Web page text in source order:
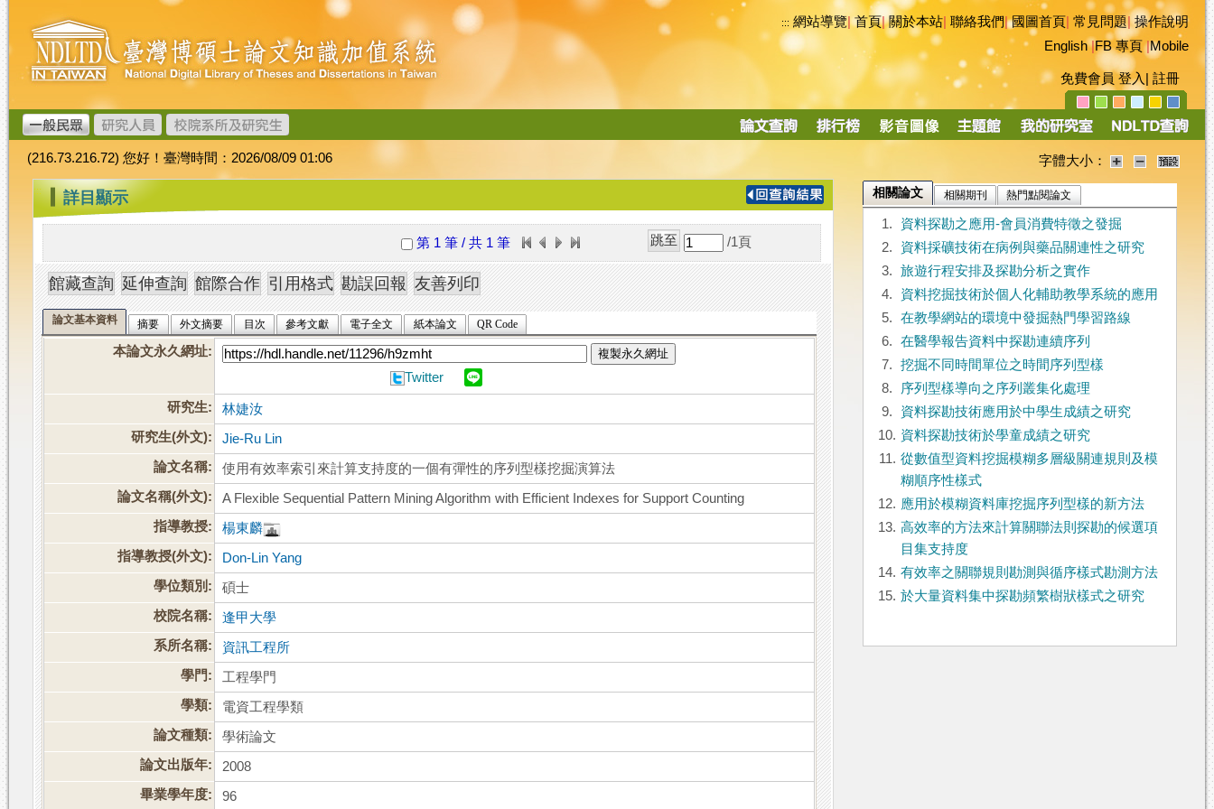
跳
到
主
要
內
容
臺
灣
博
碩
士
論
文
加
值
系
統
::: 網站導覽|首頁|關於本站 聯絡我們|國圖首頁 常見問題|操作說明
English|FB 專頁|Mobile
免費會員 登入 註冊
導
(216.73.216.72) 您好！臺灣時間：2026/08/09 01:06 字體大小：
::: 詳目顯示
第 1 筆 / 共 1 筆 /1 頁
論文基本資料 摘要 外文摘要 目次 參考文獻 電子全文 紙本論文 QR Code
本論文永久網址: 複製永久網址
Twitter
研究生:
林婕汝
研究生(外文):
Jie-Ru Lin
論文名稱:
使用有效率索引來計算支持度的一個有彈性的序列型樣挖掘演算法
論文名稱(外文):
A Flexible Sequential Pattern Mining Algorithm with Efficient Indexes for Support Counting
指導教授:
楊東麟
指導教授(外文):
Don-Lin Yang
學位類別:
碩士
校院名稱:
逢甲大學
系所名稱:
資訊工程所
學門:
工程學門
學類:
電資工程學類
論文種類:
學術論文
論文出版年:
2008
畢業學年度:
96
相關論文 相關期刊 熱門點閱論文
1.
資料探勘之應用-會員消費特徵之發掘
2.
資料採礦技術在病例與藥品關連性之研究
3.
旅遊行程安排及探勘分析之實作
4.
資料挖掘技術於個人化輔助教學系統的應用
5.
在教學網站的環境中發掘熱門學習路線
6.
在醫學報告資料中探勘連續序列
7.
挖掘不同時間單位之時間序列型樣
8.
序列型樣導向之序列叢集化處理
9.
資料探勘技術應用於中學生成績之研究
10. 資料探勘技術於學童成績之研究
11. 從數值型資料挖掘模糊多層級關連規則及模
糊順序性樣式
12. 應用於模糊資料庫挖掘序列型樣的新方法
13. 高效率的方法來計算關聯法則探勘的候選項
目集支持度
14. 有效率之關聯規則勘測與循序樣式勘測方法
15. 於大量資料集中探勘頻繁樹狀樣式之研究